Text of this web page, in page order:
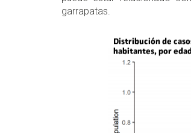
garrapatas.